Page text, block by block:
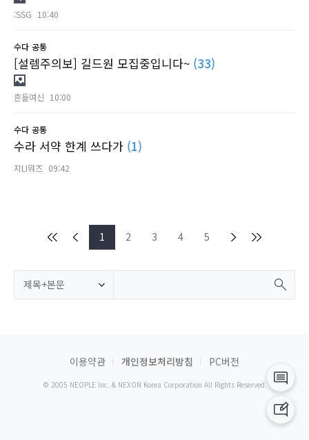
:SSG 10:40
수다 공통
[설렘주의보] 길드원 모집중입니다~ (33)
흔들여신 10:00
수다 공통
수라 서약 한계 쓰다가 (1)
지LI워즈 09:42
1 2 3 4 5
제목+본문
이용약관 개인정보처리방침 PC버전
© 2005 NEOPLE Inc. & NEXON Korea Corporation All Rights Reserved.